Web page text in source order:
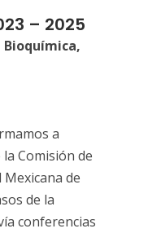
– 2025
Bioquímica,
a
Comisión de
Mexicana de
de la
conferencias